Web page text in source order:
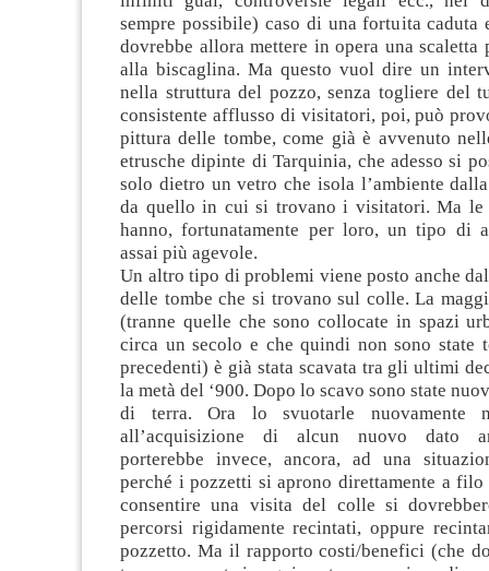
sempre possibile) caso di una fortuita caduta
dovrebbe allora mettere in opera una scaletta
alla biscaglina. Ma questo vuol dire un
nella struttura del pozzo, senza togliere del
consistente afflusso di visitatori, poi, può
pittura delle tombe, come già è avvenuto
etrusche dipinte di Tarquinia, che adesso si
solo dietro un vetro che isola l’ambiente
da quello in cui si trovano i visitatori. Ma le
hanno, fortunatamente per loro, un tipo di
assai più agevole.
Un altro tipo di problemi viene posto anche
delle tombe che si trovano sul colle. La
(tranne quelle che sono collocate in spazi
circa un secolo e che quindi non sono state
precedenti) è già stata scavata tra gli ultimi
la metà del ‘900. Dopo lo scavo sono state
di terra. Ora lo svuotarle nuovamente
all’acquisizione di alcun nuovo dato
porterebbe invece, ancora, ad una
perché i pozzetti si aprono direttamente a filo
consentire una visita del colle si
percorsi rigidamente recintati, oppure
pozzetto. Ma il rapporto costi/benefici (che